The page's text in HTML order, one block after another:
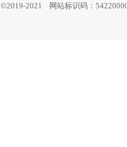
©2019-2021 网站标识码：